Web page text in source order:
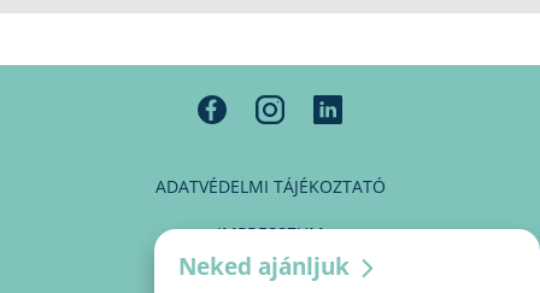
ADATVÉDELMI TÁJÉKOZTATÓ
IMPRESSZUM
MÉDIAAJÁNLAT
Neked ajánljuk